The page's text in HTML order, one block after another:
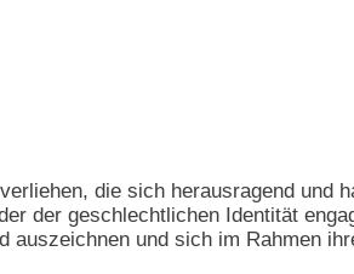
die sich herausragend und
der geschlechtlichen Identität
und sich im Rahmen